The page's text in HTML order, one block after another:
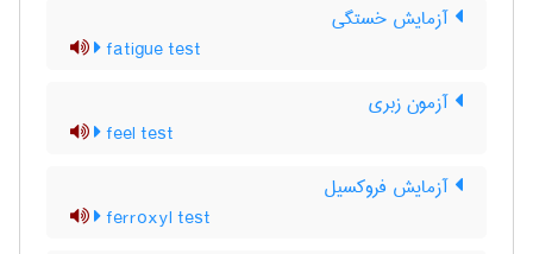
آزمایش خستگی
fatigue test
آزمون زبری
feel test
آزمایش فروکسیل
ferroxyl test